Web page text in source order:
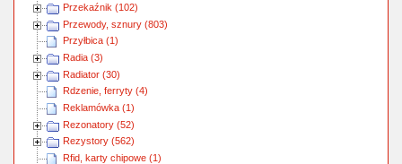
Przekaźnik (102)
Przewody, sznury (803)
Przyłbica (1)
Radia (3)
Radiator (30)
Rdzenie, ferryty (4)
Reklamówka (1)
Rezonatory (52)
Rezystory (562)
Rfid, karty chipowe (1)